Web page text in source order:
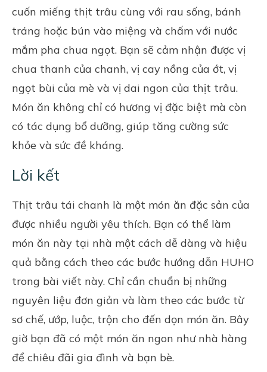
cuốn miếng thịt trâu cùng với rau sống, bánh
tráng hoặc bún vào miệng và chấm với nước
mắm pha chua ngọt. Bạn sẽ cảm nhận được vị
chua thanh của chanh, vị cay nồng của ớt, vị
ngọt bùi của mè và vị dai ngon của thịt trâu.
Món ăn không chỉ có hương vị đặc biệt mà còn
có tác dụng bổ dưỡng, giúp tăng cường sức
khỏe và sức đề kháng.
Lời kết
Thịt trâu tái chanh là một món ăn đặc sản của
được nhiều người yêu thích. Bạn có thể làm
món ăn này tại nhà một cách dễ dàng và hiệu
quả bằng cách theo các bước hướng dẫn HUHO
trong bài viết này. Chỉ cần chuẩn bị những
nguyên liệu đơn giản và làm theo các bước từ
sơ chế, ướp, luộc, trộn cho đến dọn món ăn. Bây
giờ bạn đã có một món ăn ngon như nhà hàng
để chiêu đãi gia đình và bạn bè.